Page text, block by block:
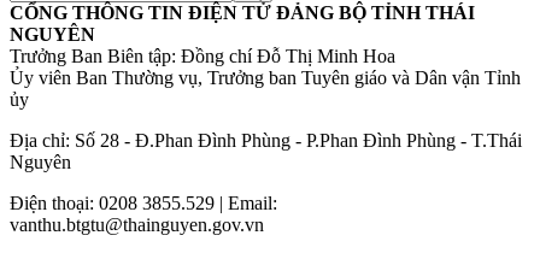
CỔNG THÔNG TIN ĐIỆN TỬ ĐẢNG BỘ TỈNH THÁI
NGUYÊN
Trưởng Ban Biên tập: Đồng chí Đỗ Thị Minh Hoa
Ủy viên Ban Thường vụ, Trưởng ban Tuyên giáo và Dân vận Tỉnh
ủy
Địa chỉ: Số 28 - Đ.Phan Đình Phùng - P.Phan Đình Phùng - T.Thái
Nguyên
Điện thoại: 0208 3855.529 | Email:
vanthu.btgtu@thainguyen.gov.vn